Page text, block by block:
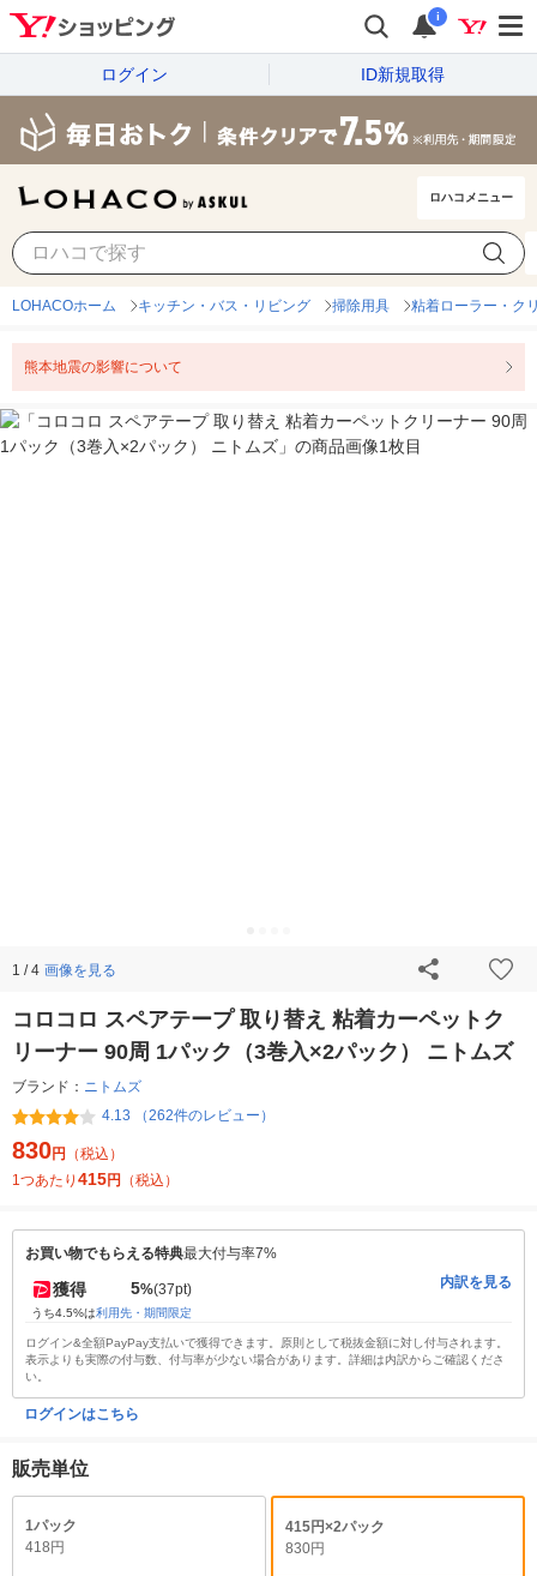
i
ログイン ID新規取得
ロハコメニュー
LOHACOホーム キッチン・バス・リビング 掃除用具 粘着ローラー・ク
熊本地震の影響について
1 / 4 画像を見る
コロコロ スペアテープ 取り替え 粘着カーペットク
リーナー 90周 1パック（3巻入×2パック） ニトムズ
ブランド： ニトムズ
4.13 （262件のレビュー）
830円
（税込）
1つあたり 415円 （税込）
お買い物でもらえる特典最大付与率7%
獲得 5%(37pt)
うち4.5%は利用先・期間限定
内訳を見る
ログイン&全額PayPay支払いで獲得できます。原則として税抜金額に対し付与されます。
表示よりも実際の付与数、付与率が少ない場合があります。詳細は内訳からご確認くださ
い。
ログインはこちら
販売単位
1パック
418円
415円×2パック
830円